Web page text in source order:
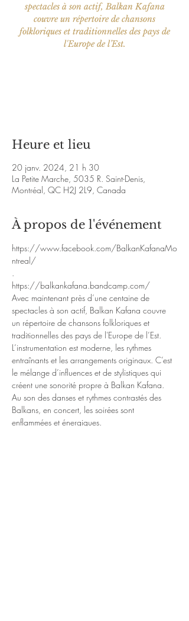
spectacles à son actif, Balkan Kafana
couvre un répertoire de chansons
folkloriques et traditionnelles des pays de
l'Europe de l’Est.
Heure et lieu
20 janv. 2024, 21 h 30
La Petite Marche, 5035 R. Saint-Denis,
Montréal, QC H2J 2L9, Canada
À propos de l'événement
https://www.facebook.com/BalkanKafanaMo
ntreal/
.
https://balkankafana.bandcamp.com/
Avec maintenant près d’une centaine de
spectacles à son actif, Balkan Kafana couvre
un répertoire de chansons folkloriques et
traditionnelles des pays de l'Europe de l’Est.
L’instrumentation est moderne, les rythmes
entraînants et les arrangements originaux. C’est
le mélange d’influences et de stylistiques qui
créent une sonorité propre à Balkan Kafana.
Au son des danses et rythmes contrastés des
Balkans, en concert, les soirées sont
enflammées et énergiques.